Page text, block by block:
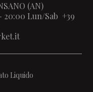
(AN)
20:00 Lun/Sab +39
Liquido